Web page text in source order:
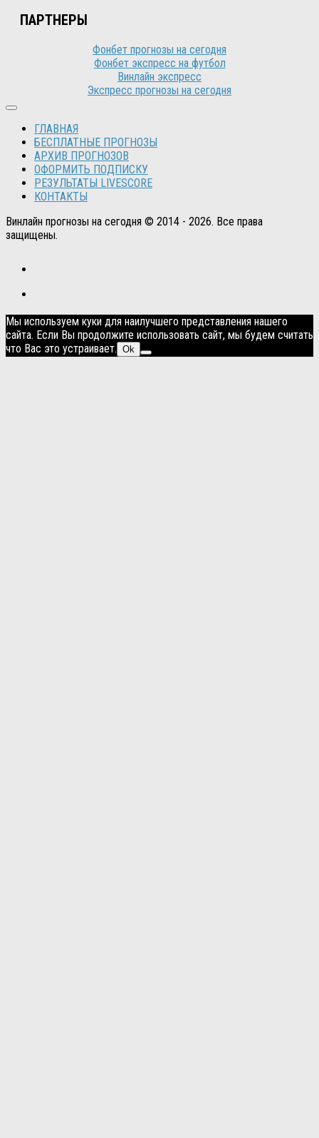
ПАРТНЕРЫ
Фонбет прогнозы на сегодня
Фонбет экспресс на футбол
Винлайн экспресс
Экспресс прогнозы на сегодня
ГЛАВНАЯ
БЕСПЛАТНЫЕ ПРОГНОЗЫ
АРХИВ ПРОГНОЗОВ
ОФОРМИТЬ ПОДПИСКУ
РЕЗУЛЬТАТЫ LIVESCORE
КОНТАКТЫ
Винлайн прогнозы на сегодня © 2014 - 2026. Все права
защищены.
Мы используем куки для наилучшего представления нашего
сайта. Если Вы продолжите использовать сайт, мы будем считать
что Вас это устраивает. Ok